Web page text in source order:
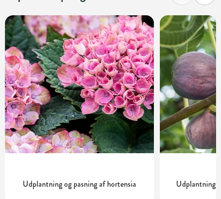
Udplantning og pasning af hortensia Udplantning